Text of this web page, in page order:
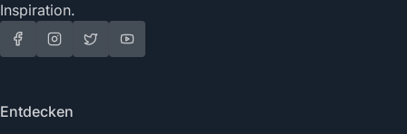
Inspiration.
Entdecken